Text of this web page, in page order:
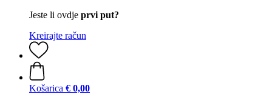
Jeste li ovdje prvi put?
Kreirajte račun
Košarica € 0,00